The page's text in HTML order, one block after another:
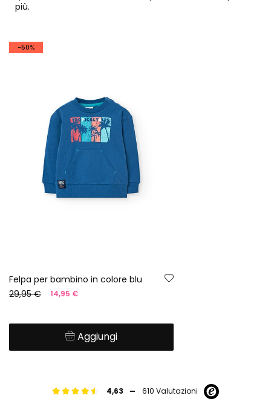
più.
-50%
Felpa per bambino in colore blu
29,95 €
14,95 €
Aggiungi
4,63 - 610 Valutazioni